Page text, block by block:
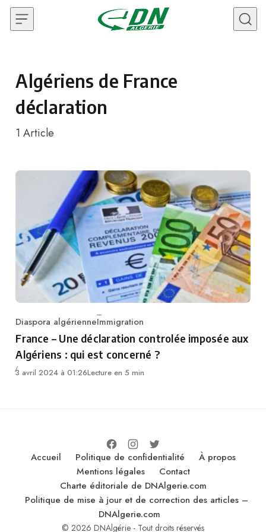
Skip to content
Algériens de France
déclaration
1 Article
Category
Diaspora algérienneImmigration
France – Une déclaration controlée imposée aux
Algériens : qui est concerné ?
3 avril 2024 à 01:26Lecture en 5 min
Accueil Politique de confidentialité
À propos
Mentions légales
Contact
Charte éditoriale de DNAlgerie.com
Politique de mise à jour et de correction des articles –
DNAlgerie.com
© 2026 DNAlgérie - Tout droits réservés